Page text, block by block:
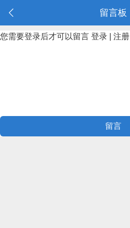
留言板
您需要登录后才可以留言 登录 注册
留言